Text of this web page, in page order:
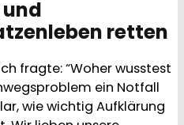
und
retten
fragte: “Woher wusstest
ein Notfall
wie wichtig Aufklärung